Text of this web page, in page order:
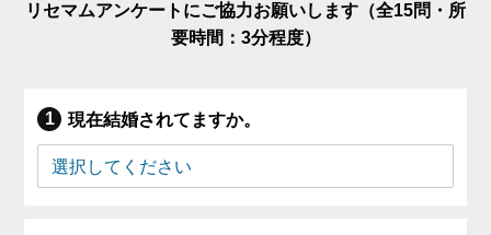
リセマムアンケートにご協力お願いします（全15問・所
要時間：3分程度）
現在結婚されてますか。